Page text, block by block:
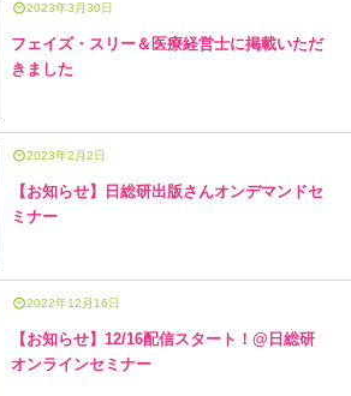
2023年3月30日
フェイズ・スリー＆医療経営士に掲載いただ
きました
2023年2月2日
【お知らせ】日総研出版さんオンデマンドセ
ミナー
2022年12月16日
【お知らせ】12/16配信スタート！@日総研
オンラインセミナー